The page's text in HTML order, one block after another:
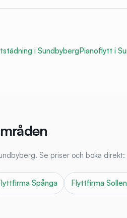
i SundbybergPianoflytt i
. Se priser och boka direkt:
Spånga Flyttfirma